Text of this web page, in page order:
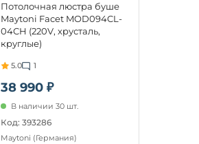
38 990 ₽
Потолочная люстра буше
Maytoni Facet MOD094CL-
04CH (220V, хрусталь,
круглые)
5.0 1
В наличии 30 шт.
Код: 393286
Maytoni (Германия)